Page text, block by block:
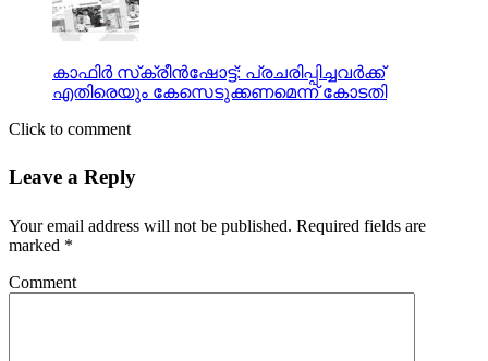
കാഫിര്‍ സ്‌ക്രീന്‍ഷോട്ട്: പ്രചരിപ്പിച്ചവര്‍ക്ക്
എതിരെയും കേസെടുക്കണമെന്ന് കോടതി
Click to comment
Leave a Reply
Your email address will not be published. Required fields are
marked *
Comment